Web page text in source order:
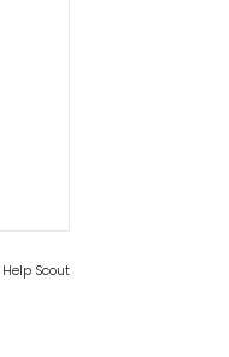
Help Scout